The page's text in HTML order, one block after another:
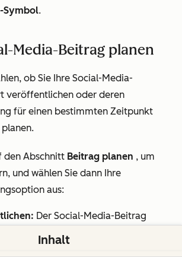
Symbol.
Media-Beitrag planen
ob Sie Ihre Social-Media-
veröffentlichen oder deren
für einen bestimmten Zeitpunkt
den Abschnitt Beitrag planen , um
und wählen Sie dann Ihre
aus:
Der Social-Media-Beitrag
Inhalt